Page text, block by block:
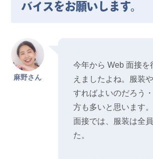
バイスをお願いします。
麻野さん
今年から Web 面接を
えましたよね。服装
すればよいのだろう
方も多いと思います
面接では、服装は全
た。